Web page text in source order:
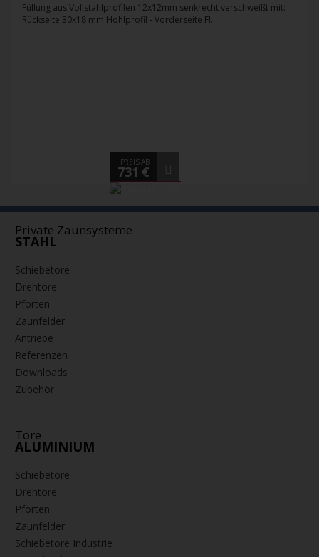
Füllung aus Vollstahlprofilen 12x12mm senkrecht verschweißt mit:
Rückseite 30x18 mm Hohlprofil - Vorderseite Fl...
PREIS AB
731 €
Private Zaunsysteme
STAHL
Schiebetore
Drehtore
Pforten
Zaunfelder
Antriebe
Referenzen
Downloads
Zubehör
Tore
ALUMINIUM
Schiebetore
Drehtore
Pforten
Zaunfelder
Schiebetore Industrie